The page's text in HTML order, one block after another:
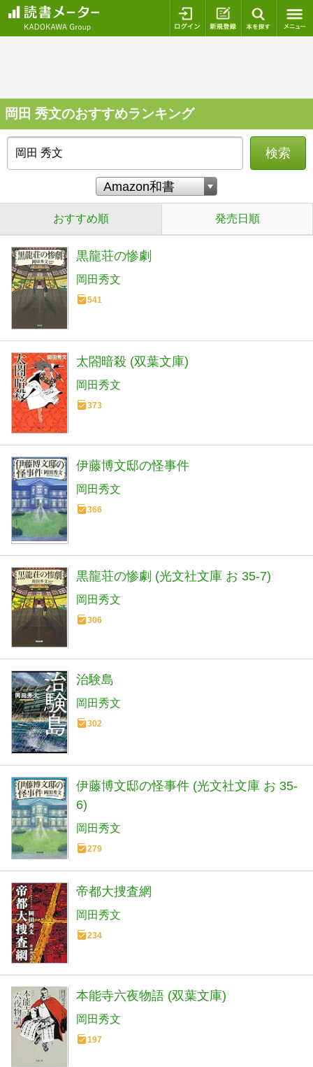
ログイン 新規登録
岡田 秀文のおすすめランキング
検索
おすすめ順 発売日順
黒龍荘の惨劇
岡田秀文
541
太閤暗殺 (双葉文庫)
岡田秀文
373
伊藤博文邸の怪事件
岡田秀文
366
黒龍荘の惨劇 (光文社文庫 お 35-7)
岡田秀文
306
治験島
岡田秀文
302
伊藤博文邸の怪事件 (光文社文庫 お 35-
6)
岡田秀文
279
帝都大捜査網
岡田秀文
234
本能寺六夜物語 (双葉文庫)
岡田秀文
197